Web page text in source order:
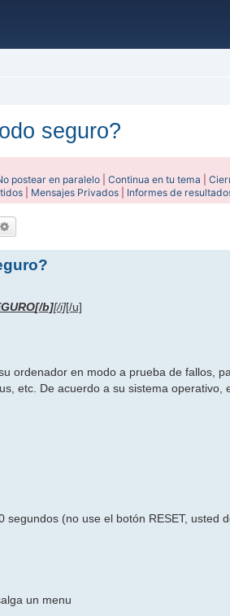
seguro?
postear en paralelo |Continua en tu tema |
Mensajes Privados Informes de
[/b][/i][/u]
ordenador en modo a prueba de fallos,
etc. De acuerdo a su sistema operativo,
segundos (no use el botón RESET, usted
un menu